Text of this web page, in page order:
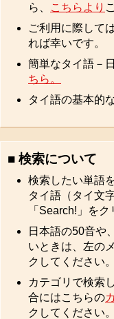
ら、
こちらより
ご利用に際して
れば幸いです。
簡単なタイ語－
ちら。
タイ語の基本的
■ 検索について
検索したい単語
タイ語（タイ文
「Search!」を
日本語の50音や
いときは、左の
クしてください。
カテゴリで検索
合にはこちらの
クしてください。